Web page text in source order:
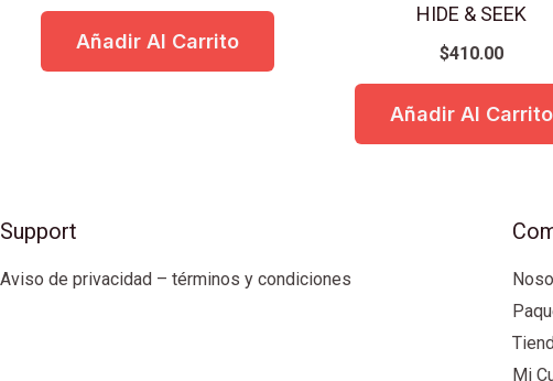
Añadir Al Carrito
HIDE & SEEK
$410.00
Añadir Al Carrito
Support
Aviso de privacidad – términos y condiciones
Mi